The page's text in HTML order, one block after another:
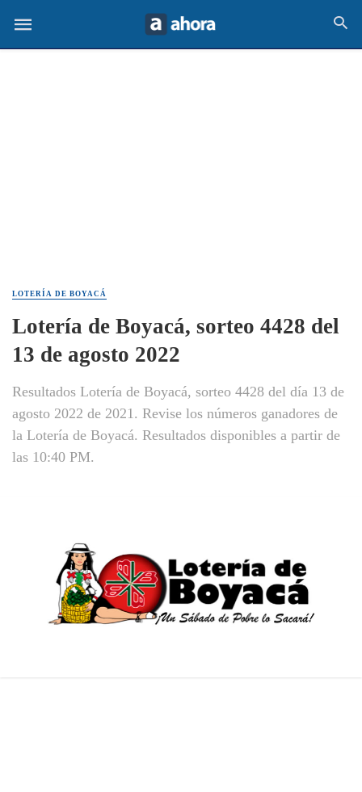
LOTERÍA DE BOYACÁ
Lotería de Boyacá, sorteo 4428 del
13 de agosto 2022
Resultados Lotería de Boyacá, sorteo 4428 del día 13 de
agosto 2022 de 2021. Revise los números ganadores de
la Lotería de Boyacá. Resultados disponibles a partir de
las 10:40 PM.